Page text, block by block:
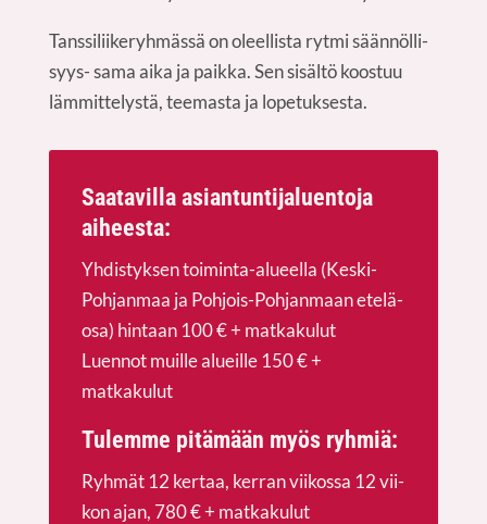
Tans­si­lii­ke­ryh­mäs­sä on oleel­lis­ta ryt­mi sään­nöl­li­
syys- sama aika ja paik­ka. Sen sisäl­tö koos­tuu
läm­mit­te­lys­tä, tee­mas­ta ja lopetuksesta.
Saa­ta­vil­la asian­tun­ti­ja­luen­to­ja
aiheesta:
Yhdis­tyk­sen toi­min­ta-alu­eel­la (Kes­ki-
Poh­jan­maa ja Poh­jois-Poh­jan­maan ete­lä­
osa) hin­taan 100 € + mat­ka­ku­lut
Luen­not muil­le alueil­le 150 € +
matkakulut
Tulem­me pitä­mään myös ryhmiä:
Ryh­mät 12 ker­taa, ker­ran vii­kos­sa 12 vii­
kon ajan, 780 € + matkakulut